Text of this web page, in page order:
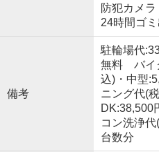
防犯カメラ
24時間ゴ
備考
駐輪場代
無料 バイ
込)・中型
ニング代(
コン洗浄
台数分